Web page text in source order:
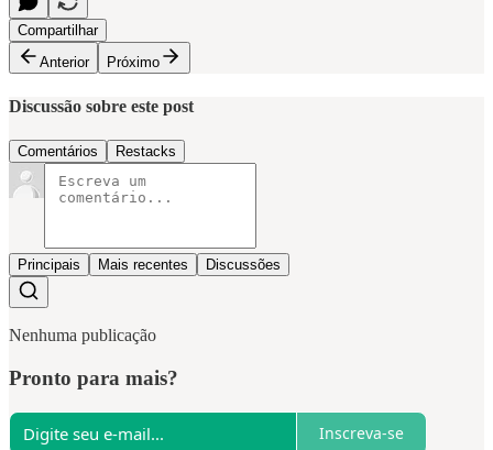
Compartilhar
Anterior
Próximo
Discussão sobre este post
Comentários Restacks
Principais Mais recentes Discussões
Nenhuma publicação
Pronto para mais?
Inscreva-se